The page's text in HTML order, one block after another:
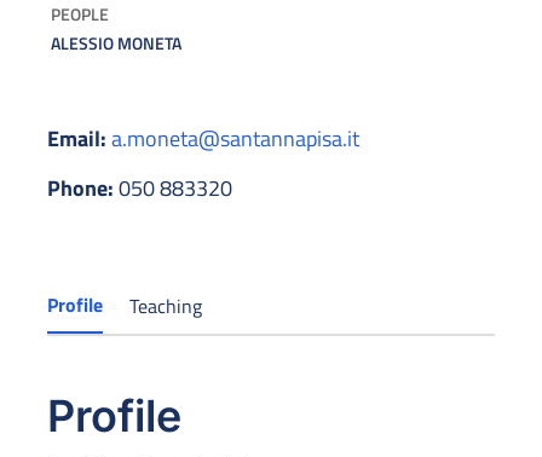
PEOPLE
ALESSIO MONETA
Email:a.moneta@santannapisa.it
Phone:050 883320
Profile Teaching
Profile